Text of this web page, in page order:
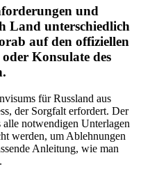
und
Land unterschiedlich
auf den offiziellen
Konsulate des
für Russland aus
der Sorgfalt erfordert. Der
alle notwendigen Unterlagen
werden, um Ablehnungen
Anleitung, wie man